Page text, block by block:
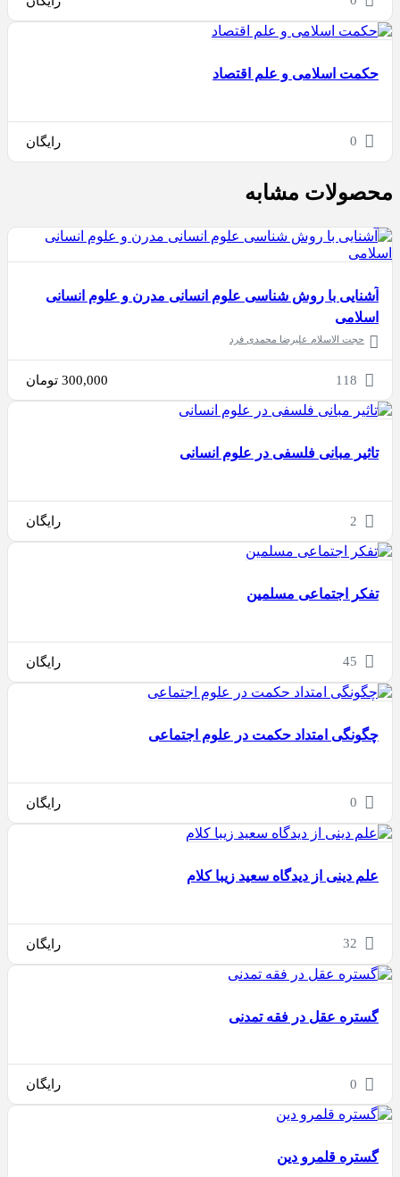
حکمت اسلامی و علم اقتصاد
0 رایگان
محصولات مشابه
آشنایی با روش شناسی علوم انسانی مدرن و علوم انسانی
اسلامی
حجت الاسلام علیرضا محمدی فرد
118
300,000 تومان
تاثیر مبانی فلسفی در علوم انسانی
2 رایگان
تفکر اجتماعی مسلمین
45 رایگان
چگونگی امتداد حکمت در علوم اجتماعی
0 رایگان
علم دینی از دیدگاه سعید زیبا کلام
32 رایگان
گستره عقل در فقه تمدنی
0 رایگان
گستره قلمرو دین